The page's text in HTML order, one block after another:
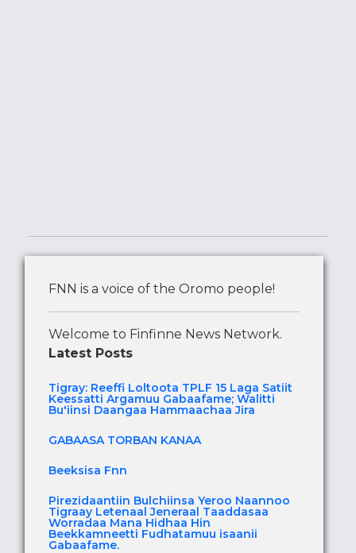
FNN is a voice of the Oromo people!
Welcome to Finfinne News Network.
Latest Posts
Tigray: Reeffi Loltoota TPLF 15 Laga Satiit
Keessatti Argamuu Gabaafame; Walitti
Bu'iinsi Daangaa Hammaachaa Jira
GABAASA TORBAN KANAA
Beeksisa Fnn
Pirezidaantiin Bulchiinsa Yeroo Naannoo
Tigraay Letenaal Jeneraal Taaddasaa
Worradaa Mana Hidhaa Hin
Beekkamneetti Fudhatamuu isaanii
Gabaafame.